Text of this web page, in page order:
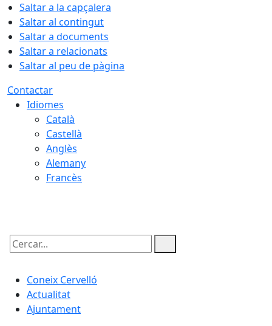
Saltar a la capçalera
Saltar al contingut
Saltar a documents
Saltar a relacionats
Saltar al peu de pàgina
Contactar
Idiomes
Català
Castellà
Anglès
Alemany
Francès
Cercar:
Coneix Cervelló
Actualitat
Ajuntament